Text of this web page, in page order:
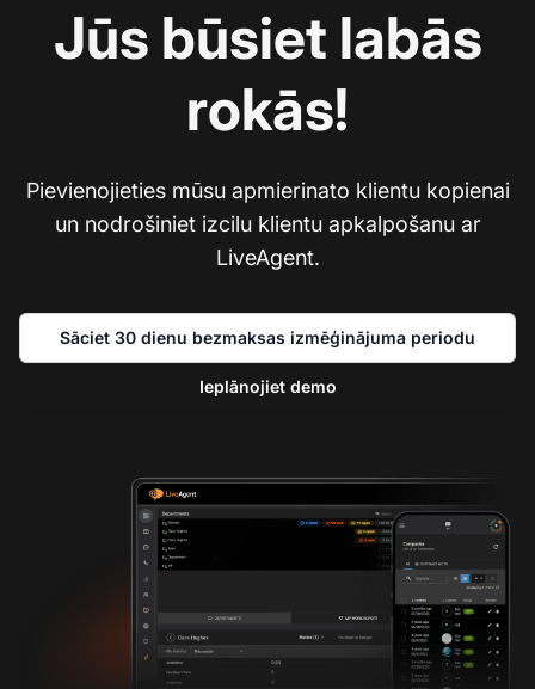
Jūs būsiet labās
rokās!
Pievienojieties mūsu apmierinato klientu kopienai
un nodrošiniet izcilu klientu apkalpošanu ar
LiveAgent.
Sāciet 30 dienu bezmaksas izmēģinājuma periodu
Ieplānojiet demo